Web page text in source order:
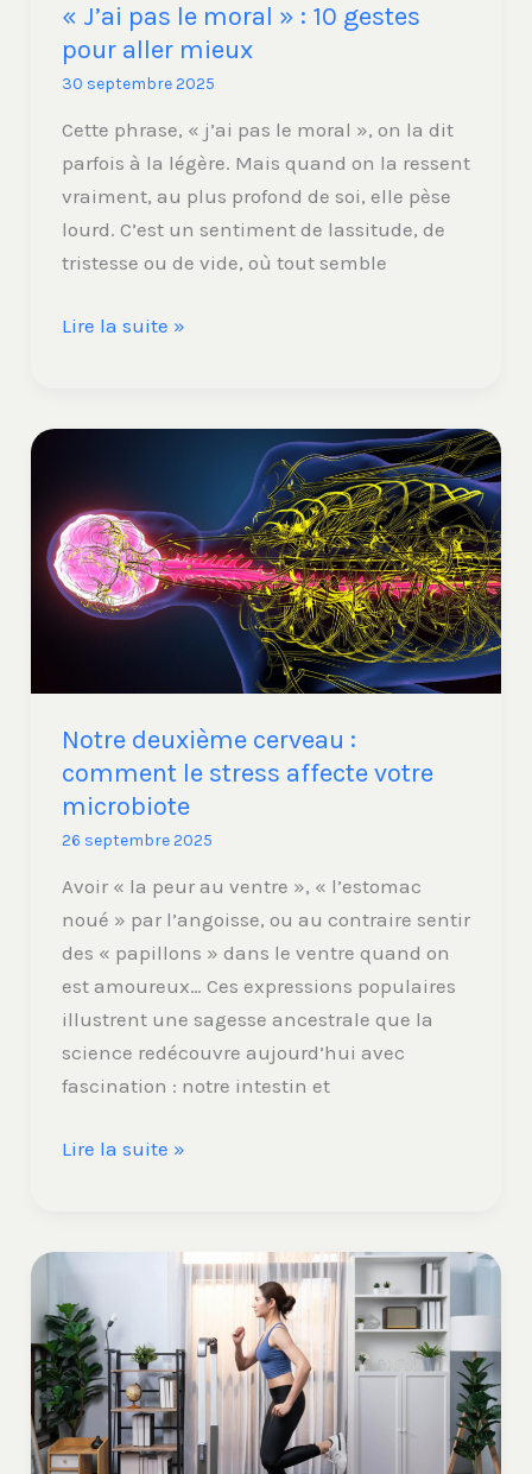
« J’ai pas le moral » : 10 gestes
pour aller mieux
30 septembre 2025
Cette phrase, « j’ai pas le moral », on la dit
parfois à la légère. Mais quand on la ressent
vraiment, au plus profond de soi, elle pèse
lourd. C’est un sentiment de lassitude, de
tristesse ou de vide, où tout semble
Lire la suite »
Notre deuxième cerveau :
comment le stress affecte votre
microbiote
26 septembre 2025
Avoir « la peur au ventre », « l’estomac
noué » par l’angoisse, ou au contraire sentir
des « papillons » dans le ventre quand on
est amoureux… Ces expressions populaires
illustrent une sagesse ancestrale que la
science redécouvre aujourd’hui avec
fascination : notre intestin et
cerveau
:
comment
le
microbiote
Lire la suite »
de
poids
sur
tapis
de
course